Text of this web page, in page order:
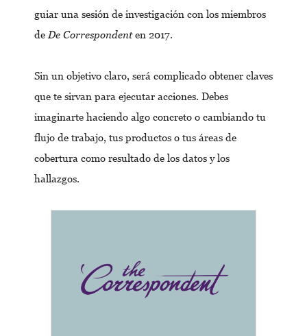
guiar una sesión de investigación con los miembros
de De Correspondenten 2017.
Sin un objetivo claro, será complicado obtener claves
que te sirvan para ejecutar acciones. Debes
imaginarte haciendo algo concreto o cambiando tu
flujo de trabajo, tus productos o tus áreas de
cobertura como resultado de los datos y los
hallazgos.